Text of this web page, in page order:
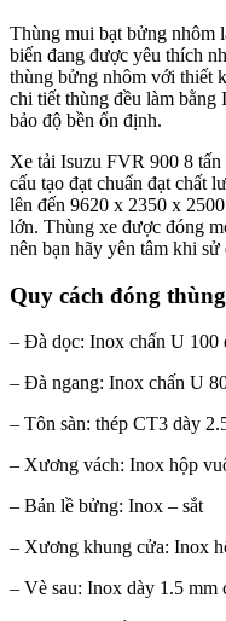
Thùng mui bạt bửng nhôm
biến đang được yêu thích
thùng bửng nhôm với thiết
chi tiết thùng đều làm bằng
bảo độ bền ổn định.
Xe tải Isuzu FVR 900 8
cấu tạo đạt chuẩn đạt chất
lên đến 9620 x 2350 x
lớn. Thùng xe được đóng
nên bạn hãy yên tâm khi sử
Quy cách đóng thùng
– Đà dọc: Inox chấn U 100
– Đà ngang: Inox chấn U
– Tôn sàn: thép CT3 dày
– Xương vách: Inox hộp
– Bản lề bửng: Inox – sắt
– Xương khung cửa: Inox
– Vè sau: Inox dày 1.5 mm